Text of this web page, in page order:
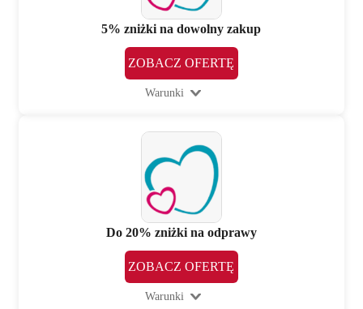
5% zniżki na dowolny zakup
ZOBACZ OFERTĘ
Warunki
Do 20% zniżki na odprawy
ZOBACZ OFERTĘ
Warunki